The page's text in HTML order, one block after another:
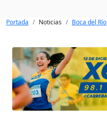
Portada Noticias Boca del Río